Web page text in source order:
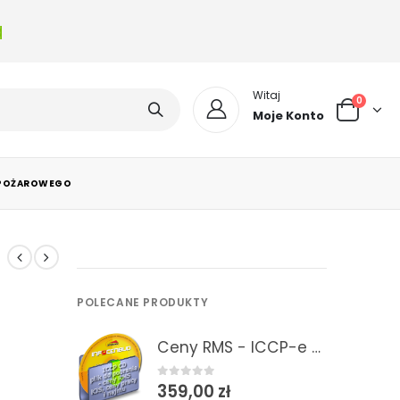
Witaj
Moje Konto
0
POLECANE PRODUKTY
Ceny RMS - ICCP-e 2/2026 Informacje o cenach RMS - plik do pobrania do programów kosztorysowych
0out of 5
359,00 zł